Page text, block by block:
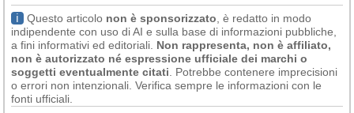
ℹ Questo articolo non è sponsorizzato , è redatto in modo
indipendente con uso di AI e sulla base di informazioni pubbliche,
a fini informativi ed editoriali. Non rappresenta, non è affiliato,
non è autorizzato né espressione ufficiale dei marchi o
soggetti eventualmente citati . Potrebbe contenere imprecisioni
o errori non intenzionali. Verifica sempre le informazioni con le
fonti ufficiali.
Puglia(787)
Sardegna(457)
Sicilia(824)
Toscana(448)